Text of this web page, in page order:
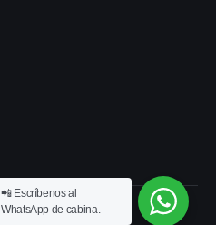
📲 Escríbenos al
WhatsApp de cabina.